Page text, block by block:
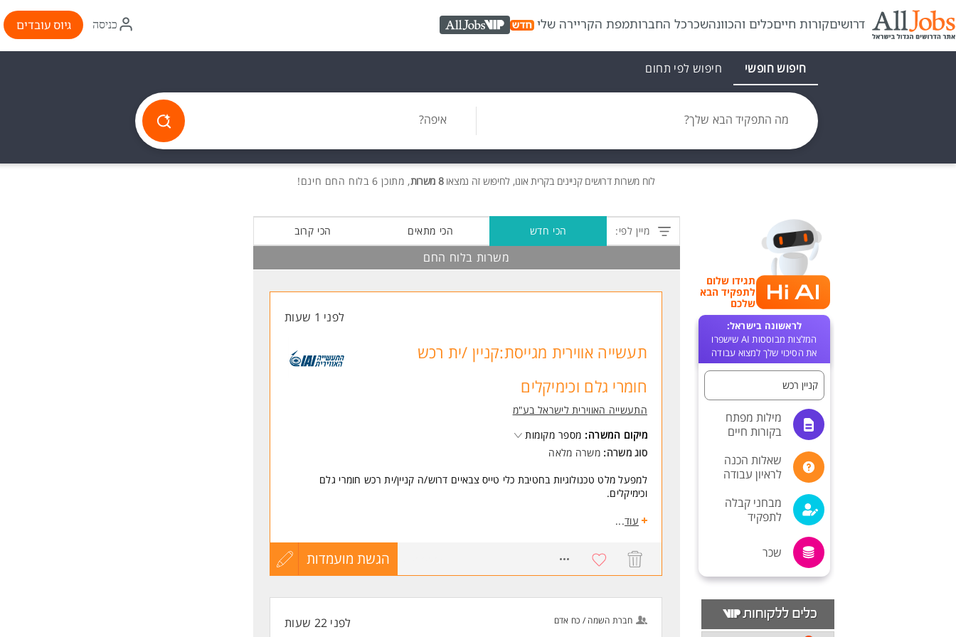
דרושיםקורות חייםכלים והכוונהשכרכל החברותמפת הקריירה שלי AllJobs VIP
איקון
התחברות
כניסה גיוס עובדים
חיפוש חופשי חיפוש לפי תחום
מה התפקיד הבא שלך? איפה?
לוח משרותדרושים קניינים בקרית אונו, לחיפוש זה נמצאו8 משרות , מתוכן 6 בלוח החם חינם!
תגידו שלום
לתפקיד הבא
שלכם
לראשונה בישראל:
המלצות מבוססות AI שישפרו
את הסיכוי שלך למצוא עבודה
קניין רכש
מילות מפתח
בקורות חיים
שאלות הכנה
לראיון עבודה
מבחני קבלה
לתפקיד
שכר
מיין לפי: הכי חדש הכי מתאים הכי קרוב
משרות בלוח החם
לפני 1 שעות
תעשייה אווירית מגייסת:קניין /ית רכש
חומרי גלם וכימיקלים
התעשייה האווירית לישראל בע"מ
מיקום המשרה: מספר מקומות
סוג משרה: משרה מלאה
למפעל מלט טכנולוגיות בחטיבת כלי טייס צבאיים דרוש/ה קניין/ית רכש חומרי גלם
וכימיקלים.
התפקיד כולל:
קניינות ורכש לרבות ניהול מו"מ מול ספקים בארץ ובחו"ל.
ניהול בקשות להצעות מחיר.
הוצאת הזמנות, בקרת האספקות וקיום מגע ישיר ושוטף מול ספקים ולקוחות פנים.
טיפול וריכוז ועדות רכש.
ניהול והזמנות מול קבלני משנה, מעקב מקצה לקצה.
עוד...
הגשת מועמדות
עדכון
חברת השמה / כח אדם לפני 22 שעות